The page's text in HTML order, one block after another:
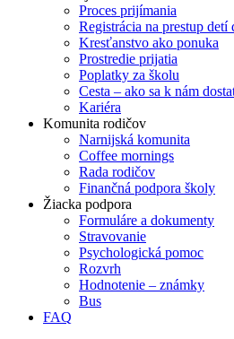
Proces prijímania
Registrácia na prestup
Kresťanstvo ako ponuka
Prostredie prijatia
Poplatky za školu
Cesta – ako sa k nám
Kariéra
Komunita rodičov
Narnijská komunita
Coffee mornings
Rada rodičov
Finančná podpora školy
Žiacka podpora
Formuláre a dokumenty
Stravovanie
Psychologická pomoc
Rozvrh
Hodnotenie – známky
Bus
FAQ